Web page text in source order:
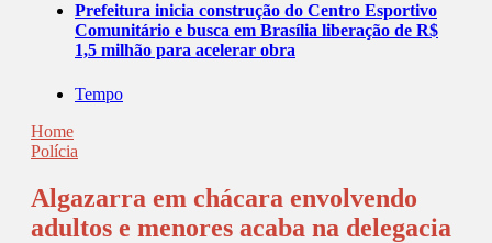
Prefeitura inicia construção do Centro Esportivo
Comunitário e busca em Brasília liberação de R$
1,5 milhão para acelerar obra
Tempo
Home
Polícia
Algazarra em chácara envolvendo
adultos e menores acaba na delegacia